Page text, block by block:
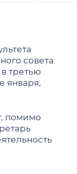
совета
третью
января,
помимо